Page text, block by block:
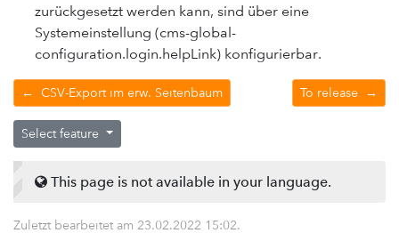
zurückgesetzt werden kann, sind über eine
Systemeinstellung (cms-global-
configuration.login.helpLink) konfigurierbar.
← CSV-Export im erw. Seitenbaum To release →
Select feature
This page is not available in your language.
Zuletzt bearbeitet am 23.02.2022 15:02.